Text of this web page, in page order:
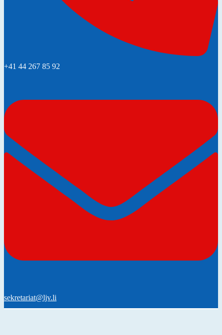
+41 44 267 85 92
sekretariat@ljv.li